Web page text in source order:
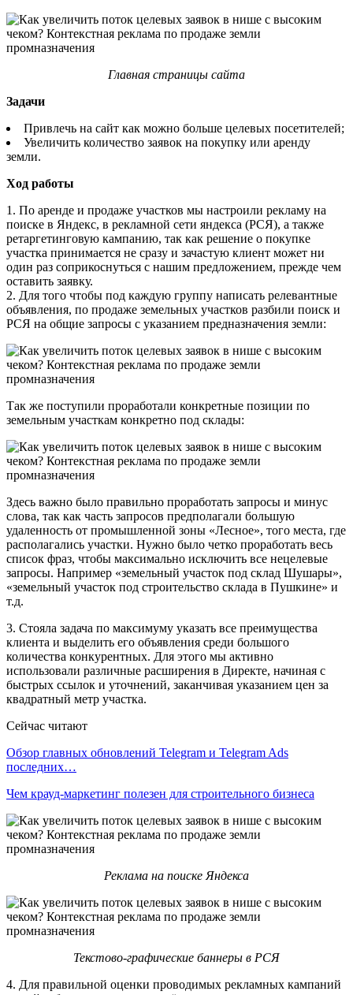
Главная страницы сайта
Задачи
Привлечь на сайт как можно больше целевых посетителей;
Увеличить количество заявок на покупку или аренду
земли.
Ход работы
1. По аренде и продаже участков мы настроили рекламу на
поиске в Яндекс, в рекламной сети яндекса (РСЯ), а также
ретаргетинговую кампанию, так как решение о покупке
участка принимается не сразу и зачастую клиент может ни
один раз соприкоснуться с нашим предложением, прежде чем
оставить заявку.
2. Для того чтобы под каждую группу написать релевантные
объявления, по продаже земельных участков разбили поиск и
РСЯ на общие запросы с указанием предназначения земли:
Так же поступили проработали конкретные позиции по
земельным участкам конкретно под склады:
Здесь важно было правильно проработать запросы и минус
слова, так как часть запросов предполагали большую
удаленность от промышленной зоны «Лесное», того места, где
располагались участки. Нужно было четко проработать весь
список фраз, чтобы максимально исключить все нецелевые
запросы. Например «земельный участок под склад Шушары»,
«земельный участок под строительство склада в Пушкине» и
т.д.
3. Стояла задача по максимуму указать все преимущества
клиента и выделить его объявления среди большого
количества конкурентных. Для этого мы активно
использовали различные расширения в Директе, начиная с
быстрых ссылок и уточнений, заканчивая указанием цен за
квадратный метр участка.
Сейчас читают
Обзор главных обновлений Telegram и Telegram Ads
последних…
Чем крауд-маркетинг полезен для строительного бизнеса
Реклама на поиске Яндекса
Текстово-графические баннеры в РСЯ
4. Для правильной оценки проводимых рекламных кампаний